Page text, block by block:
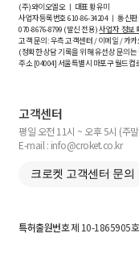
(주)와이오엘오 ㅣ 대표 황유미
사업자등록번호610-86-34204ㅣ 통신
070-8676-8799 (발신 전용)사업자 정보
고객 문의: 우측 고객센터 / 이메일 / 카
(정확한 상담 기록을 위해 유선상 문의
주소 [04004] 서울특별시 마포구 월드컵
고객센터
평일 오전 11시 ~ 오후 5시 (주
E-mail : info@croket.co.kr
크로켓 고객센터 문의
특허출원번호제 10-1865905호